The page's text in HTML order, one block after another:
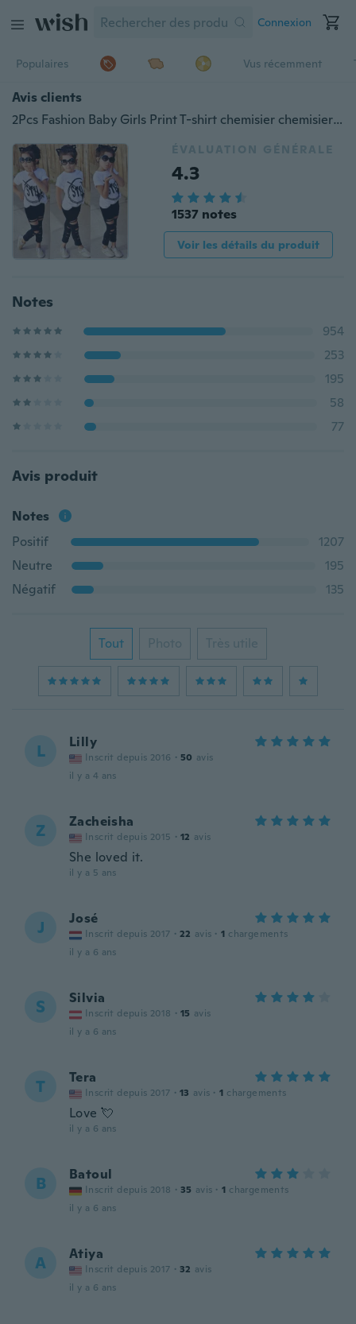
Connexion
Populaires Vus récemment
Avis clients
2Pcs Fashion Baby Girls Print T-shirt chemisier chemisier + Pantalon Legging Set Kids Clothes Outfits
ÉVALUATION GÉNÉRALE
4.3
1537 notes
Voir les détails du produit
Notes
954
253
195
58
77
Avis produit
Notes
Positif
1207
Neutre
195
Négatif
135
Tout Photo Très utile
L Lilly
Inscrit depuis 2016 · 50 avis
il y a 4 ans
Z Zacheisha
Inscrit depuis 2015 · 12 avis
She loved it.
il y a 5 ans
J José
Inscrit depuis 2017 · 22 avis · 1 chargements
il y a 6 ans
S Silvia
Inscrit depuis 2018 · 15 avis
il y a 6 ans
T Tera
Inscrit depuis 2017 · 13 avis · 1 chargements
Love 💘
il y a 6 ans
B Batoul
Inscrit depuis 2018 · 35 avis · 1 chargements
il y a 6 ans
A Atiya
Inscrit depuis 2017 · 32 avis
il y a 6 ans